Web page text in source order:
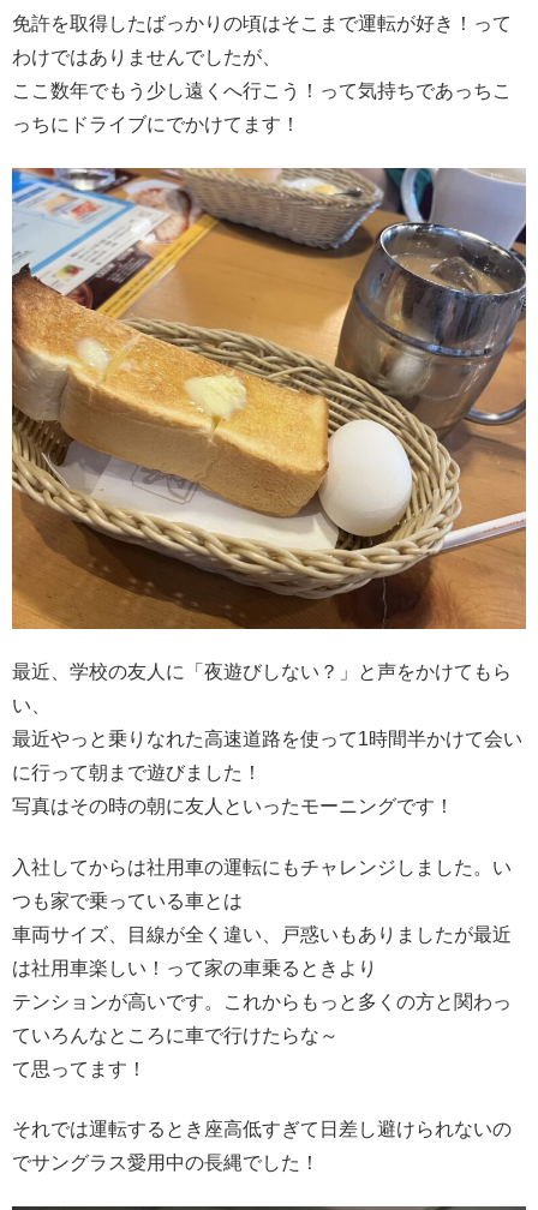
免許を取得したばっかりの頃はそこまで運転が好き！って
わけではありませんでしたが、
ここ数年でもう少し遠くへ行こう！って気持ちであっちこ
っちにドライブにでかけてます！
最近、学校の友人に「夜遊びしない？」と声をかけてもら
い、
最近やっと乗りなれた高速道路を使って1時間半かけて会い
に行って朝まで遊びました！
写真はその時の朝に友人といったモーニングです！
入社してからは社用車の運転にもチャレンジしました。い
つも家で乗っている車とは
車両サイズ、目線が全く違い、戸惑いもありましたが最近
は社用車楽しい！って家の車乗るときより
テンションが高いです。これからもっと多くの方と関わっ
ていろんなところに車で行けたらな～
て思ってます！
それでは運転するとき座高低すぎて日差し避けられないの
でサングラス愛用中の長縄でした！